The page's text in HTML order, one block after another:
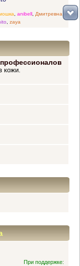
anibell, Дмитревна
zaya
кожи.
При поддержке: